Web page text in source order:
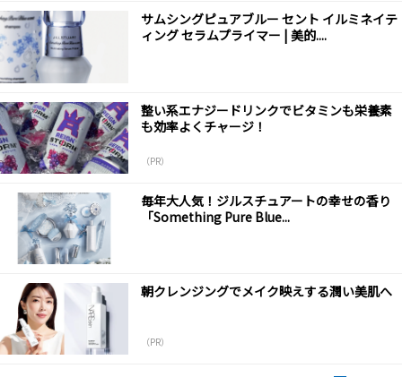
サムシングピュアブルー セント イルミネイテ
ィング セラムプライマー | 美的....
整い系エナジードリンクでビタミンも栄養素
も効率よくチャージ！
（PR）
毎年大人気！ジルスチュアートの幸せの香り
「Something Pure Blue...
朝クレンジングでメイク映えする潤い美肌へ
（PR）